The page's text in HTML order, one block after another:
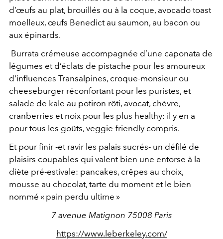
d’œufs au plat, brouillés ou à la coque, avocado toast
moelleux, œufs Benedict au saumon, au bacon ou
aux épinards.
Burrata crémeuse accompagnée d’une caponata de
légumes et d’éclats de pistache pour les amoureux
d'influences Transalpines, croque-monsieur ou
cheeseburger réconfortant pour les puristes, et
salade de kale au potiron rôti, avocat, chèvre,
cranberries et noix pour les plus healthy: il y en a
pour tous les goûts, veggie-friendly compris.
Et pour finir -et ravir les palais sucrés- un défilé de
plaisirs coupables qui valent bien une entorse à la
diète pré-estivale: pancakes, crêpes au choix,
mousse au chocolat, tarte du moment et le bien
nommé « pain perdu ultime »
7 avenue Matignon 75008 Paris
https://www.leberkeley.com/